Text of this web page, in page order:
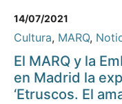
14/07/2021
Cultura, MARQ,
El MARQ y la
en Madrid la
‘Etruscos. El